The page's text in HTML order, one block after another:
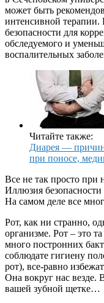
может быть
интенсивной
безопасности для
обследуемого и
воспалительных
Читайте также:
Диарея —
при поносе,
Все не так просто при
Иллюзия
На самом деле все
Рот, как ни странно,
организме. Рот – это
много постронних
соблюдате гигиену
рот), все-равно
Она вокруг нас везде.
вашей зубной щетке…